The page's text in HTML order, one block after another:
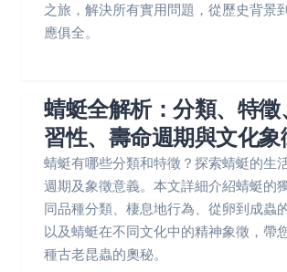
之旅，解決所有實用問題，從歷史背景
應俱全。
蜻蜓全解析：分類、特徵
習性、壽命週期與文化象
蜻蜓有哪些分類和特徵？探索蜻蜓的生
週期及象徵意義。本文詳細介紹蜻蜓的
同品種分類、棲息地行為、從卵到成蟲
以及蜻蜓在不同文化中的精神象徵，帶
種古老昆蟲的奧秘。